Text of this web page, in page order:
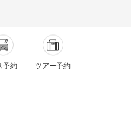
予約 ツアー予約